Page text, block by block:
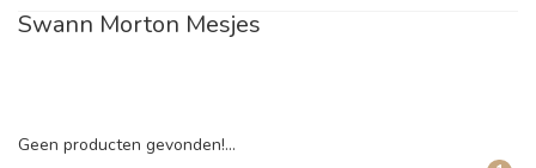
Swann Morton Mesjes
Geen producten gevonden!...